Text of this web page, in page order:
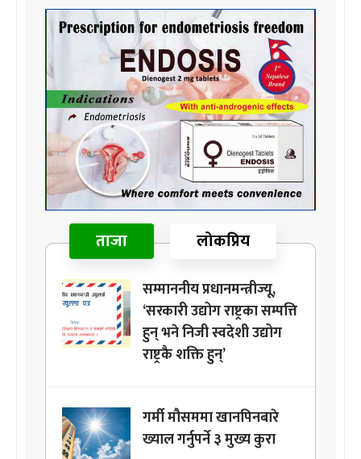
ताजा लोकप्रिय
सम्माननीय प्रधानमन्त्रीज्यू,
‘सरकारी उद्योग राष्ट्रका सम्पत्ति
हुन् भने निजी स्वदेशी उद्योग
राष्ट्रकै शक्ति हुन्’
गर्मी मौसममा खानपिनबारे
ख्याल गर्नुपर्ने ३ मुख्य कुरा